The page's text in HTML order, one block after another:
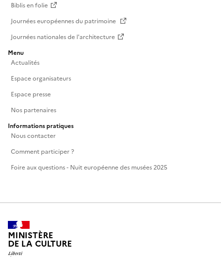
Biblis en folie
Journées européennes du patrimoine
Journées nationales de l'architecture
Menu
Actualités
Espace organisateurs
Espace presse
Nos partenaires
Informations pratiques
Nous contacter
Comment participer ?
Foire aux questions - Nuit européenne des musées 2025
MINISTÈRE
DE LA CULTURE